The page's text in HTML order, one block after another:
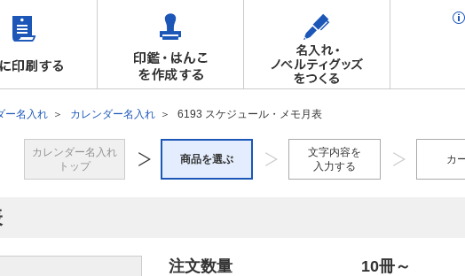
ー名入れ カレンダー名入れ 6193 スケジュール・メモ月表
カレンダー名入れ
トップ
商品を選ぶ
文字内容を
入力する
カ
注文数量 10冊～